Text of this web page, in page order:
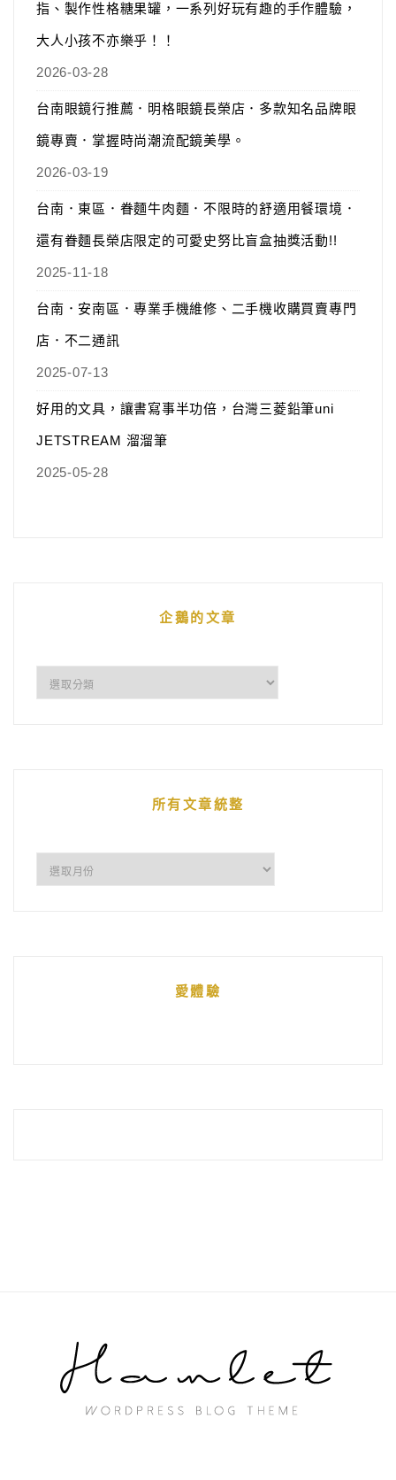
指、製作性格糖果罐，一系列好玩有趣的手作體驗，
大人小孩不亦樂乎！！
2026-03-28
台南眼鏡行推薦．明格眼鏡長榮店．多款知名品牌眼
鏡專賣．掌握時尚潮流配鏡美學。
2026-03-19
台南．東區．眷麵牛肉麵．不限時的舒適用餐環境．
還有眷麵長榮店限定的可愛史努比盲盒抽獎活動!!
2025-11-18
台南．安南區．專業手機維修、二手機收購買賣專門
店．不二通訊
2025-07-13
好用的文具，讓書寫事半功倍，台灣三菱鉛筆uni
JETSTREAM 溜溜筆
2025-05-28
企鵝的文章
所有文章統整
愛體驗